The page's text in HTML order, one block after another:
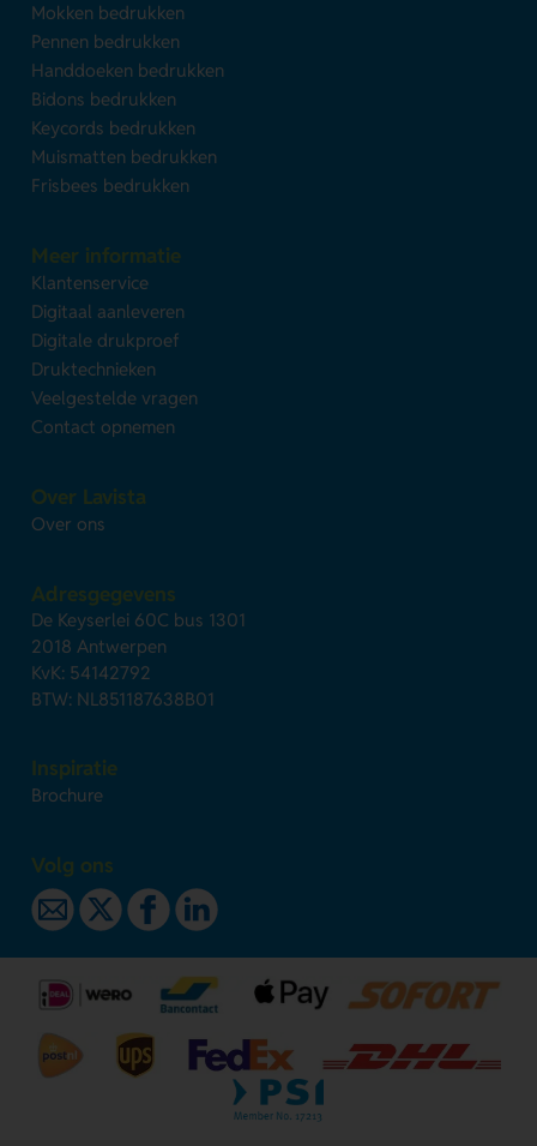
Mokken bedrukken
Pennen bedrukken
Handdoeken bedrukken
Bidons bedrukken
Keycords bedrukken
Muismatten bedrukken
Frisbees bedrukken
Meer informatie
Klantenservice
Digitaal aanleveren
Digitale drukproef
Druktechnieken
Veelgestelde vragen
Contact opnemen
Over Lavista
Over ons
Adresgegevens
De Keyserlei 60C bus 1301
2018 Antwerpen
KvK: 54142792
BTW: NL851187638B01
Inspiratie
Brochure
Volg ons